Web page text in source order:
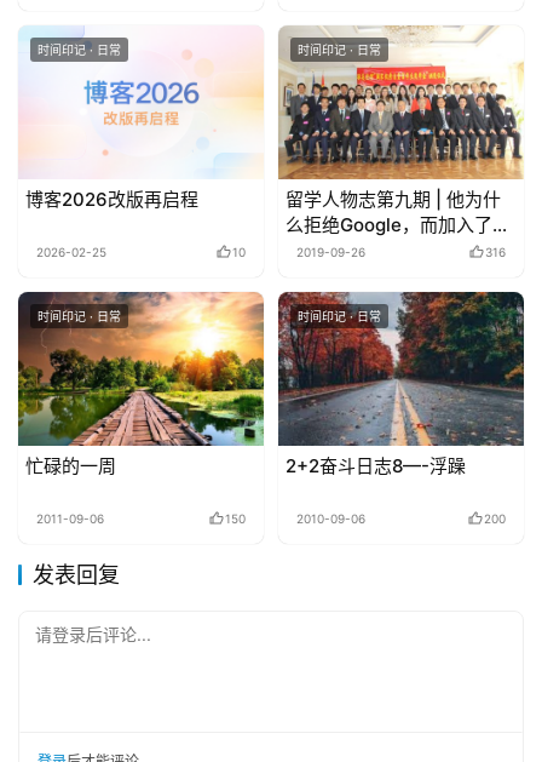
时间印记 · 日常
博客2026改版再启程
2026-02-25 10
时间印记 · 日常
留学人物志第九期 | 他为什
么拒绝Google，而加入了一
个创业公司
2019-09-26 316
时间印记 · 日常
忙碌的一周
2011-09-06 150
时间印记 · 日常
2+2奋斗日志8—-浮躁
2010-09-06 200
发表回复
请登录后评论...